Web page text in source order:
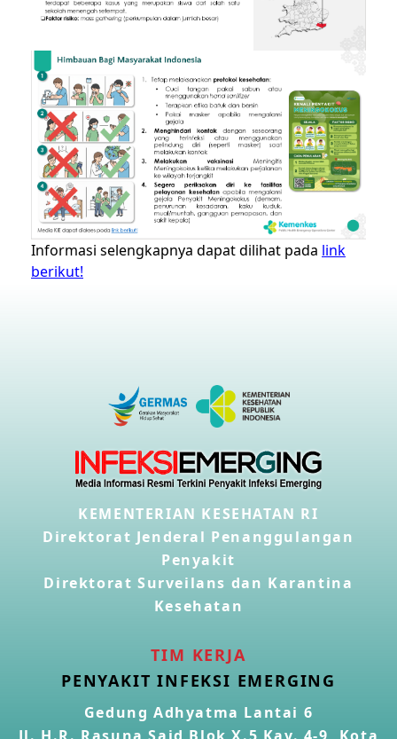
Informasi selengkapnya dapat dilihat pada link
berikut!
KEMENTERIAN KESEHATAN RI
Direktorat Jenderal Penanggulangan
Penyakit
Direktorat Surveilans dan Karantina
Kesehatan
TIM KERJA
PENYAKIT INFEKSI EMERGING
Gedung Adhyatma Lantai 6